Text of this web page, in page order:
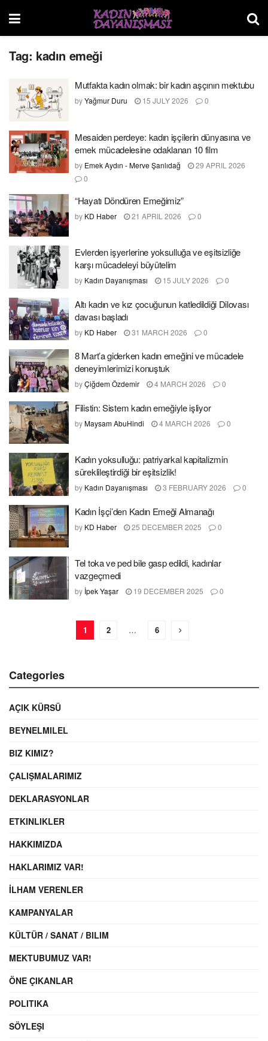
Tag: kadın emeği
Mutfakta kadın olmak: bir kadın aşçının mektubu
byYağmur Duru 15 JULY 2026 0
Mesaiden perdeye: kadın işçilerin dünyasına ve
emek mücadelesine odaklanan 10 film
by Emek Aydın - Merve Şanlıdağ
29 APRIL 2026
0
“Hayatı Döndüren Emeğimiz”
by KD Haber 21 APRIL 2026 0
Evlerden işyerlerine yoksulluğa ve eşitsizliğe
karşı mücadeleyi büyütelim
by Kadın Dayanışması 15 JULY 2026 0
Altı kadın ve kız çocuğunun katledildiği Dilovası
davası başladı
by KD Haber 31 MARCH 2026 0
8 Mart’a giderken kadın emeğini ve mücadele
deneyimlerimizi konuştuk
byÇiğdem Özdemir 4 MARCH 2026 0
Filistin: Sistem kadın emeğiyle işliyor
byMaysam AbuHindi 4 MARCH 2026 0
Kadın yoksulluğu: patriyarkal kapitalizmin
süreklileştirdiği bir eşitsizlik!
by Kadın Dayanışması 3 FEBRUARY 2026 0
Kadın İşçi’den Kadın Emeği Almanağı
by KD Haber 25 DECEMBER 2025 0
Tel toka ve ped bile gasp edildi, kadınlar
vazgeçmedi
by İpek Yaşar 19 DECEMBER 2025 0
1 2 … 6
Categories
AÇIK KÜRSÜ
BEYNELMILEL
BIZ KIMIZ?
ÇALIŞMALARIMIZ
DEKLARASYONLAR
ETKINLIKLER
HAKKIMIZDA
HAKLARIMIZ VAR!
İLHAM VERENLER
KAMPANYALAR
KÜLTÜR / SANAT / BILIM
MEKTUBUMUZ VAR!
ÖNE ÇIKANLAR
POLITIKA
SÖYLEŞI